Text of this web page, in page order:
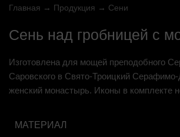
Главная → Продукция → Сени
Сень над гробницей с
Изготовлена для мощей преподобного
Саровского в Свято-Троицкий Серафимо-
женский монастырь. Иконы в комплекте
МАТЕРИАЛ